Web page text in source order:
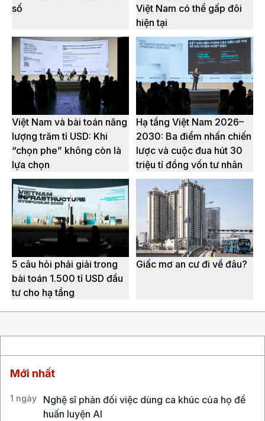
số
Việt Nam có thể gấp đôi
hiện tại
Việt Nam và bài toán năng
lượng trăm tỉ USD: Khi
“chọn phe” không còn là
lựa chọn
Hạ tầng Việt Nam 2026–
2030: Ba điểm nhấn chiến
lược và cuộc đua hút 30
triệu tỉ đồng vốn tư nhân
5 câu hỏi phải giải trong
bài toán 1.500 tỉ USD đầu
tư cho hạ tầng
Giấc mơ an cư đi về đâu?
Mới nhất
1 ngày
Nghệ sĩ phản đối việc dùng ca khúc của họ để
huấn luyện AI